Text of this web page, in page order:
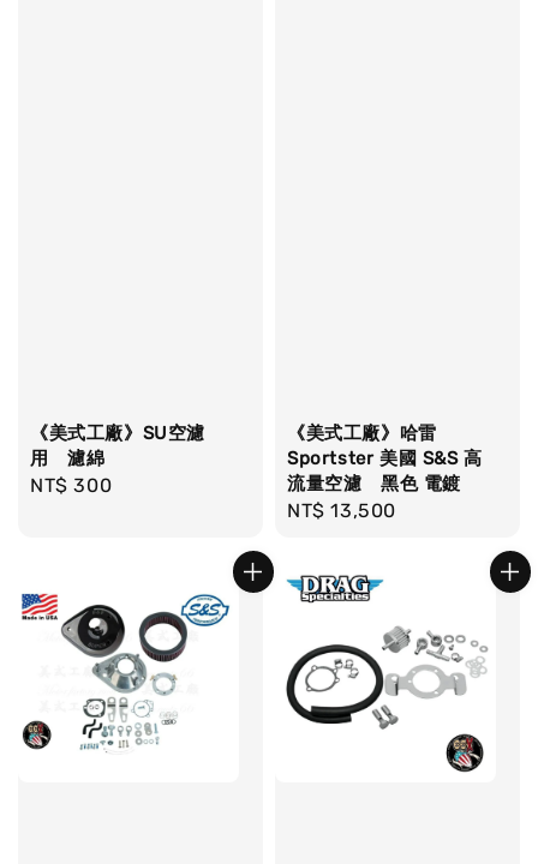
《美式工廠》SU空濾
用 濾綿
Regular
NT$ 300
《美式工廠》哈雷
Sportster 美國 S&S 高
流量空濾 黑色 電鍍
Regular
NT$ 13,500